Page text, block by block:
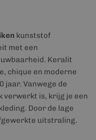
kunststof
met een
Keralit
chique en moderne
jaar. Vanwege de
verwerkt is, krijg je een
Door de lage
uitstraling.